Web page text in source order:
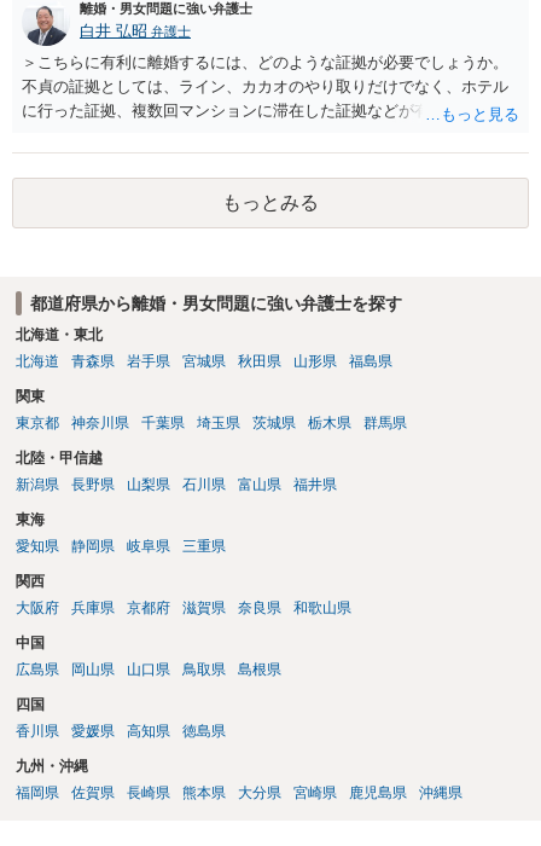
離婚・男女問題に強い弁護士
白井 弘昭 弁護士
＞こちらに有利に離婚するには、どのような証拠が必要でしょうか。
不貞の証拠としては、ライン、カカオのやり取りだけでなく、ホテル
に行った証拠、複数回マンションに滞在した証拠などが有効です。 不
婚する、慰謝料をとるなど）ことができると思われます。 ただし、不
貞発覚後、長期間同居を続けると、不貞を許したとの評価につながる
場合がありますので、ご注意ください。 以上、ご参考まで。
もっとみる
都道府県から離婚・男女問題に強い弁護士を探す
北海道・東北
北海道
青森県 岩手県 宮城県 秋田県 山形県 福島県
関東
東京都
神奈川県 千葉県 埼玉県 茨城県 栃木県 群馬県
北陸・甲信越
新潟県
長野県 山梨県 石川県 富山県 福井県
東海
愛知県
静岡県 岐阜県 三重県
関西
大阪府
兵庫県 京都府 滋賀県 奈良県 和歌山県
中国
広島県
岡山県 山口県 鳥取県 島根県
四国
香川県
愛媛県 高知県 徳島県
九州・沖縄
福岡県
佐賀県 長崎県 熊本県 大分県 宮崎県 鹿児島県 沖縄県